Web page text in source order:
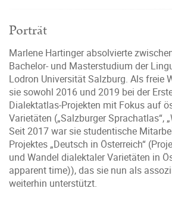
Porträt
Marlene Hartinger absolvierte
Bachelor- und Masterstudium der
Lodron Universität Salzburg. Als freie
sie sowohl 2016 und 2019 bei der
Dialektatlas-Projekten mit Fokus auf
Varietäten („Salzburger Sprachatlas“,
Seit 2017 war sie studentische
Projektes „Deutsch in Österreich“
und Wandel dialektaler Varietäten in
apparent time)), das sie nun als
weiterhin unterstützt.